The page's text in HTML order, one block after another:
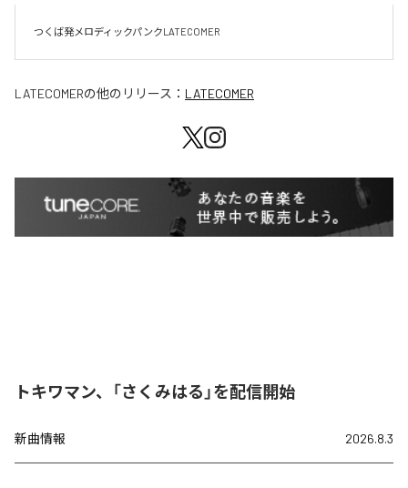
LATECOMERの他のリリース： LATECOMER
トキワマン、「さくみはる」を配信開始
新曲情報 2026.8.3